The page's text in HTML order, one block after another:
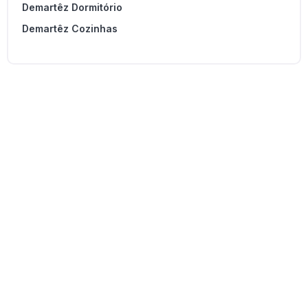
Demartêz Dormitório
Demartêz Cozinhas